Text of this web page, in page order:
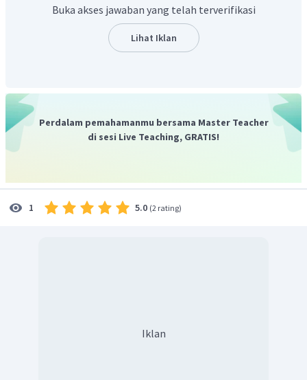
Buka akses jawaban yang telah terverifikasi
Lihat Iklan
Perdalam pemahamanmu bersama Master Teacher
di sesi Live Teaching, GRATIS!
1 5.0 (2 rating)
Iklan